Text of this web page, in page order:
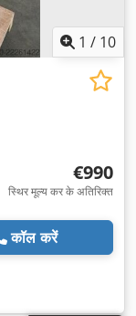
1 / 10
€990
स्थिर मूल्य कर के अतिरिक्त
कॉल करें